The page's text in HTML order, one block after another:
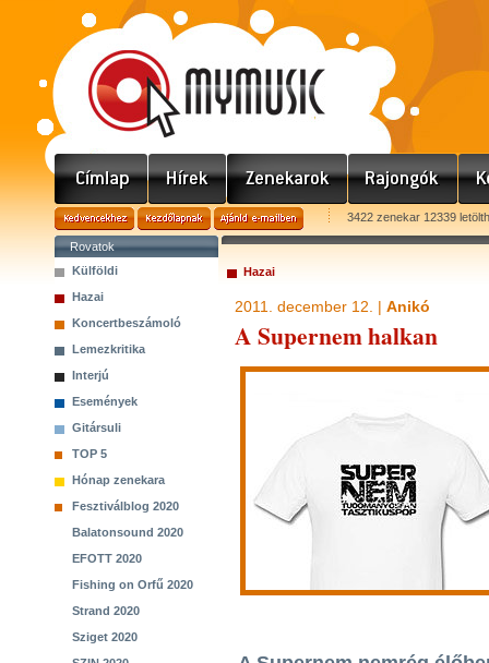
3422 zenekar 12339
Rovatok
Külföldi
Hazai
Koncertbeszámoló
Lemezkritika
Interjú
Események
Gitársuli
TOP 5
Hónap zenekara
Fesztiválblog 2020
Balatonsound 2020
EFOTT 2020
Fishing on Orfű 2020
Strand 2020
Sziget 2020
Hazai
2011. december 12. | Anikó
A Supernem halkan